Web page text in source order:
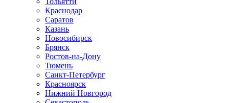
Краснодар
Саратов
Казань
Новосибирск
Брянск
Ростов-на-Дону
Тюмень
Санкт-Петербург
Красноярск
Нижний Новгород